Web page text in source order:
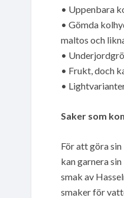
• Uppenbara
• Gömda
maltos och
•
• Frukt, doch
•
Saker som
För att göra
kan garnera
smak av
smaker för